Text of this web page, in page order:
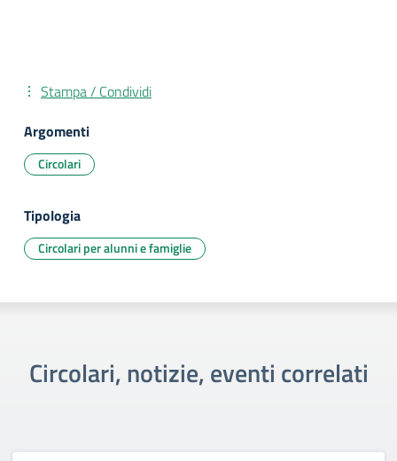
Stampa / Condividi
Argomenti
Circolari
Tipologia
Circolari per alunni e famiglie
Circolari, notizie, eventi correlati